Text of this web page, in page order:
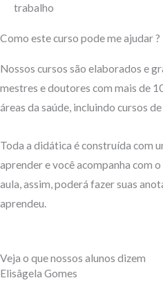
trabalho
Como este curso pode me ajudar ?​
Nossos cursos são elaborados e
mestres e doutores com mais de
áreas da saúde, incluindo cursos
Toda a didática é construída com
aprender e você acompanha com
aula, assim, poderá fazer suas
aprendeu.
Veja o que nossos alunos dizem
Elisâgela Gomes